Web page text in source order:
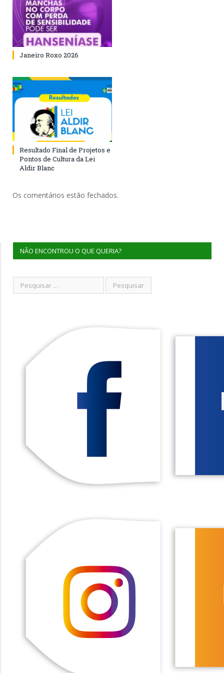
Janeiro Roxo 2026
Resultado Final de Projetos e
Pontos de Cultura da Lei
Aldir Blanc
Os comentários estão fechados.
NÃO ENCONTROU O QUE QUERIA?